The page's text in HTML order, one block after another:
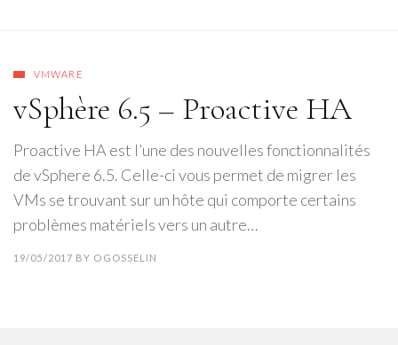
VMWARE
vSphère 6.5 – Proactive HA
Proactive HA est l’une des nouvelles fonctionnalités
de vSphere 6.5. Celle-ci vous permet de migrer les
VMs se trouvant sur un hôte qui comporte certains
problèmes matériels vers un autre…
19/05/2017 BY OGOSSELIN